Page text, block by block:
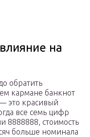
на
обратить
кармане банкнот
это красивый
все семь цифр
8888888, стоимость
больше номинала